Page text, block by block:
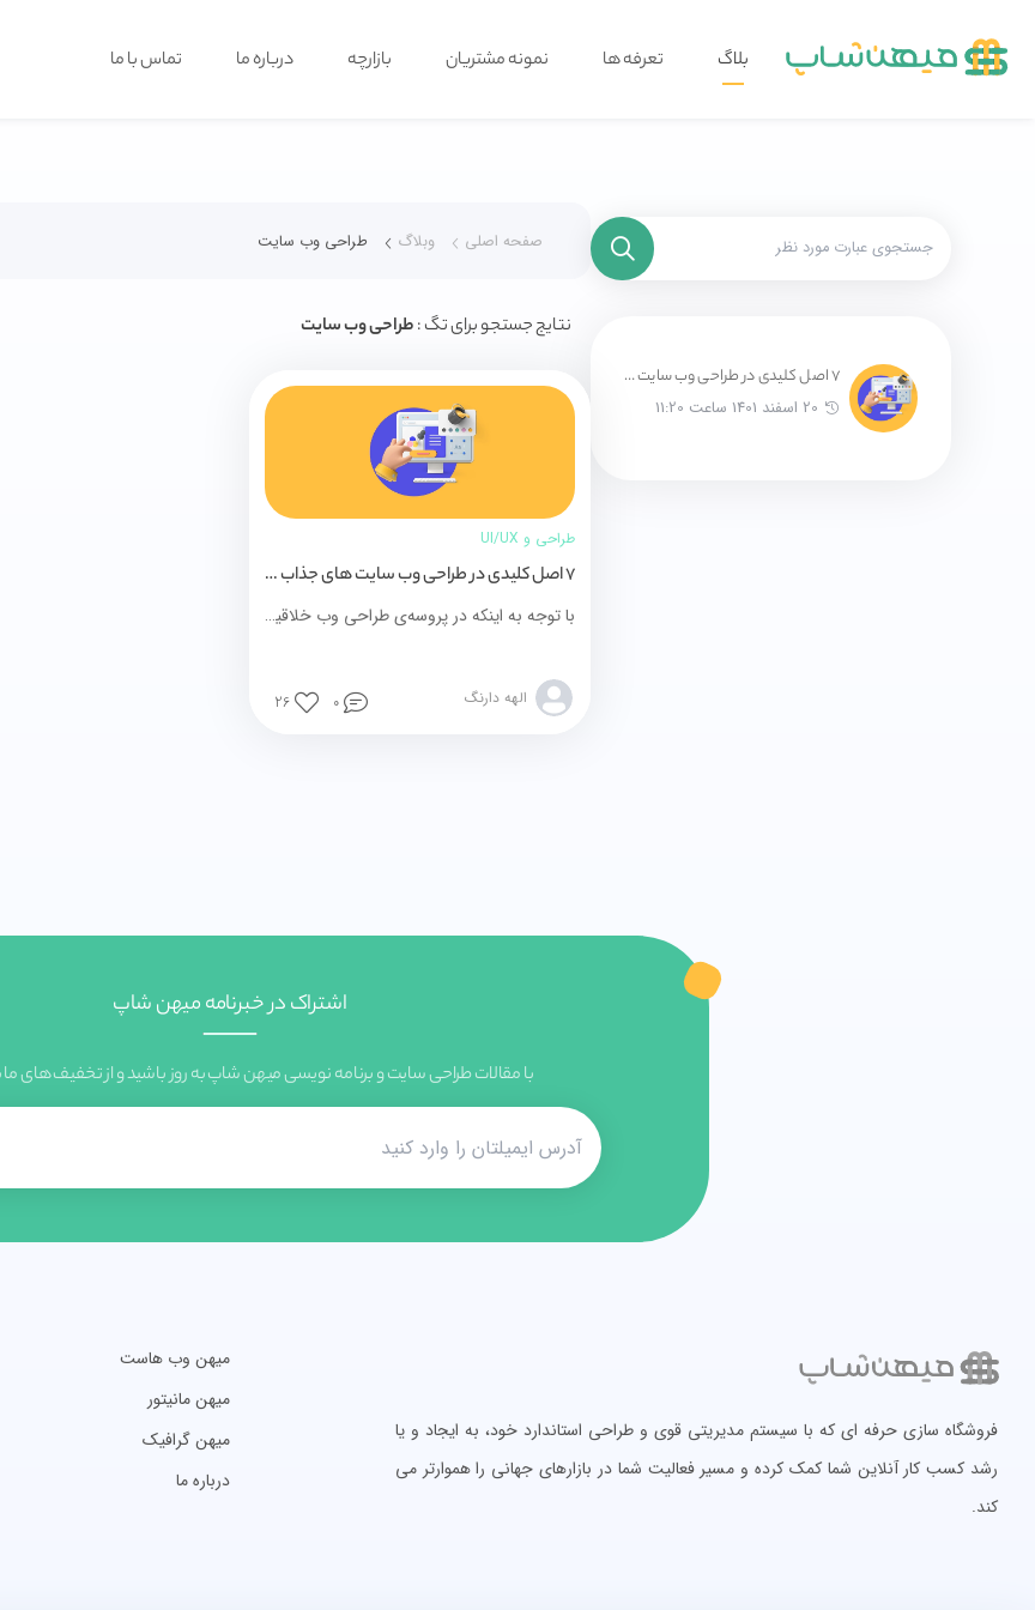
بلاگ تعرفه ها نمونه مشتریان بازارچه درباره ما تماس با ما
7 اصل کلیدی در طراحی وب سایت های جذاب بصری
20 اسفند 1401 ساعت 11:20
صفحه اصلی وبلاگ طراحی وب سایت
نتایج جستجو برای تگ :طراحی وب سایت
طراحی و UI/UX
7 اصل کلیدی در طراحی وب سایت های جذاب بصری
با توجه به اینکه در پروسه‌ی طراحی وب خلاقیت نقش مهمی دارد، می‌توان فراتر از علم آن را هنر هم نامید. اما ازآنجایی‌که رسانه‌ای برای ارائه و نمایش می‌باشد بعضی از اصول نیز در آن اعمال می‌شوند. با پیروی از تعدادی توصیه‌ی مفید ساده هر شخصی قادر به ایجاد یک طراحی زیبای بصری است تا با آن شناخته‌ شود
الهه دارنگ 0
26
اشتراک در خبرنامه میهن شاپ
با مقالات طراحی سایت و برنامه نویسی میهن شاپ به روز باشید و از تخفیف های ما
فروشگاه سازی حرفه ای که با سیستم مدیریتی قوی و طراحی استاندارد خود، به ایجاد و یا
رشد کسب کار آنلاین شما کمک کرده و مسیر فعالیت شما در بازارهای جهانی را هموارتر می
کند.
میهن وب هاست
میهن مانیتور
میهن گرافیک
درباره ما